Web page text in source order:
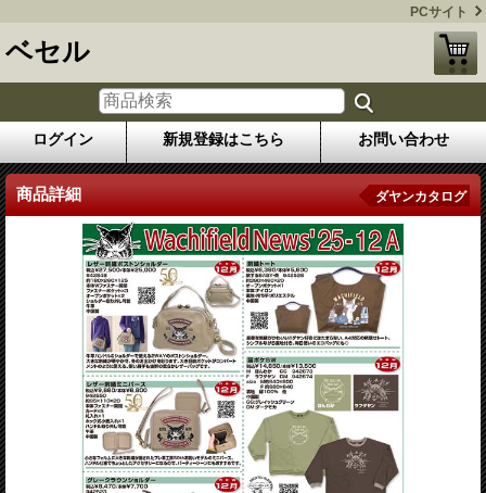
PCサイト
ベセル
ログイン 新規登録はこちら お問い合わせ
商品詳細 ダヤンカタログ